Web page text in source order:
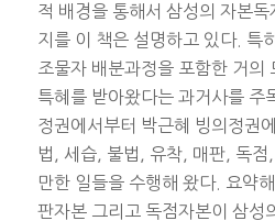
적 배경을 통해서 삼성의 자본
지를 이 책은 설명하고 있다. 특
조물자 배분과정을 포함한 거의
특혜를 받아왔다는 과거사를 주
정권에서부터 박근혜 빙의정권
법, 세습, 불법, 유착, 매판, 독점
만한 일들을 수행해 왔다. 요약
판자본 그리고 독점자본이 삼성